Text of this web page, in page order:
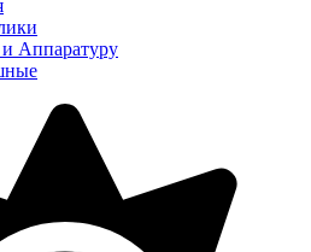
Аппаратуру